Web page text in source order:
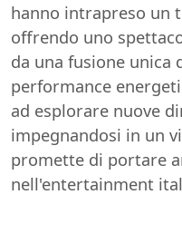
hanno intrapreso un
offrendo uno
da una fusione unica
performance
ad esplorare nuove
impegnandosi in un
promette di portare
nell'entertainment